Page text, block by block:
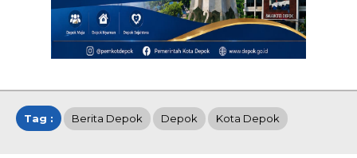
Tag : Berita Depok Depok Kota Depok